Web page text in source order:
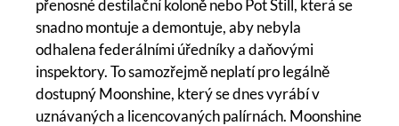
přenosné destilační koloně nebo Pot Still, která se
snadno montuje a demontuje, aby nebyla
odhalena federálními úředníky a daňovými
inspektory. To samozřejmě neplatí pro legálně
dostupný Moonshine, který se dnes vyrábí v
uznávaných a licencovaných palírnách. Moonshine